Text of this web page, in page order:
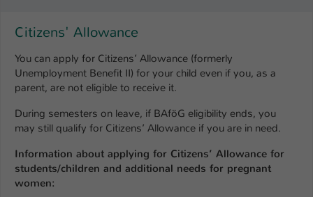
Citizens' Allowance
You can apply for Citizens’ Allowance (formerly
Unemployment Benefit II) for your child even if you, as a
parent, are not eligible to receive it.
During semesters on leave, if BAföG eligibility ends, you
may still qualify for Citizens’ Allowance if you are in need.
Information about applying for Citizens’ Allowance for
students/children and additional needs for pregnant
women: